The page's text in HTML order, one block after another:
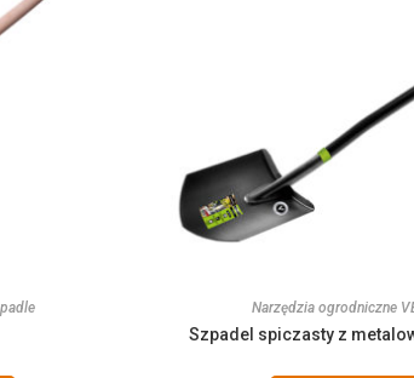
Narzędzia ogrodniczne
Szpadel spiczasty z